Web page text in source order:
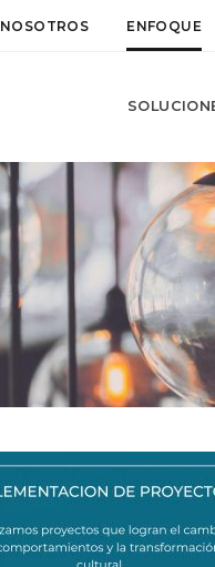
NOSOTROS ENFOQUE